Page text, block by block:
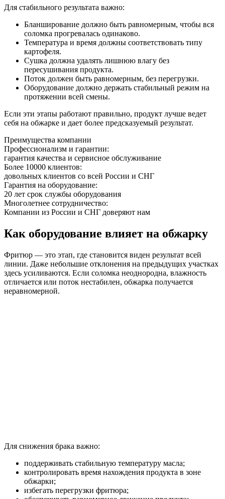
Для стабильного результата важно:
Бланширование должно быть равномерным, чтобы вся
соломка прогревалась одинаково.
Температура и время должны соответствовать типу
картофеля.
Сушка должна удалять лишнюю влагу без
пересушивания продукта.
Поток должен быть равномерным, без перегрузки.
Оборудование должно держать стабильный режим на
протяжении всей смены.
Если эти этапы работают правильно, продукт лучше ведет
себя на обжарке и дает более предсказуемый результат.
Преимущества компании
Профессионализм и гарантии:
гарантия качества и сервисное обслуживание
Более 10000 клиентов:
довольных клиентов со всей России и СНГ
Гарантия на оборудование:
20 лет срок службы оборудования
Многолетнее сотрудничество:
Компании из России и СНГ доверяют нам
Как оборудование влияет на обжарку
Фритюр — это этап, где становится виден результат всей
линии. Даже небольшие отклонения на предыдущих участках
здесь усиливаются. Если соломка неоднородна, влажность
отличается или поток нестабилен, обжарка получается
неравномерной.
Для снижения брака важно:
поддерживать стабильную температуру масла;
контролировать время нахождения продукта в зоне
обжарки;
избегать перегрузки фритюра;